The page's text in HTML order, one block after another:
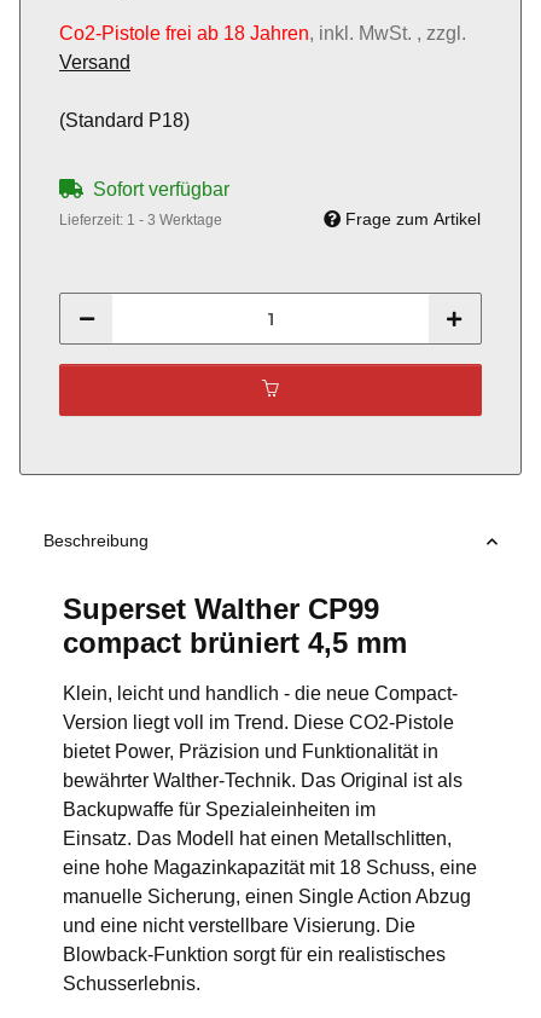
Co2-Pistole frei ab 18 Jahren, inkl. MwSt. , zzgl.
Versand
(Standard P18)
Sofort verfügbar
Lieferzeit: 1 - 3 Werktage Frage zum Artikel
Beschreibung
Superset Walther CP99
compact brüniert 4,5 mm
Klein, leicht und handlich - die neue Compact-
Version liegt voll im Trend. Diese CO2-Pistole
bietet Power, Präzision und Funktionalität in
bewährter Walther-Technik. Das Original ist als
Backupwaffe für Spezialeinheiten im
Einsatz. Das Modell hat einen Metallschlitten,
eine hohe Magazinkapazität mit 18 Schuss, eine
manuelle Sicherung, einen Single Action Abzug
und eine nicht verstellbare Visierung. Die
Blowback-Funktion sorgt für ein realistisches
Schusserlebnis.